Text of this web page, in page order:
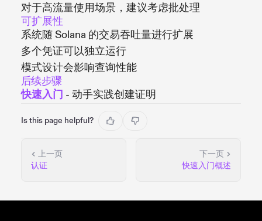
对于高流量使用场景，建议考虑批处理
可扩展性
系统随 Solana 的交易吞吐量进行扩展
多个凭证可以独立运行
模式设计会影响查询性能
后续步骤
快速入门 - 动手实践创建证明
Is this page helpful?
上一页
认证
下一页
快速入门概述